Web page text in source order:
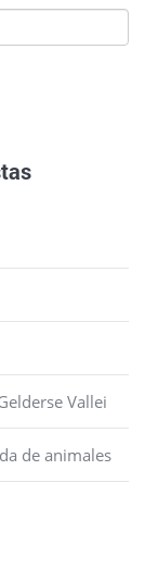
Vallei
de animales